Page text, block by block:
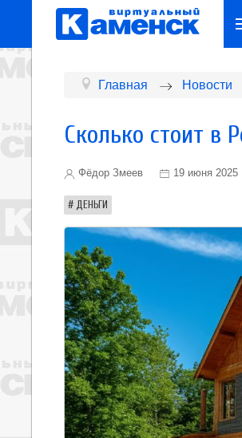
Главная Новости
Сколько стоит в
Фёдор Змеев 19 июня 2025
ДЕНЬГИ